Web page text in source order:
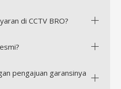
di CCTV BRO?
pengajuan garansinya